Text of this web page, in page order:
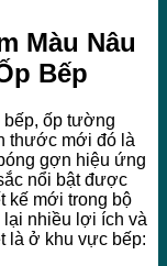
Màu Nâu
Bếp
ốp tường
thước mới đó là
gợn hiệu ứng
nổi bật được
kế mới trong bộ
lại nhiều lợi ích và
là ở khu vực bếp: